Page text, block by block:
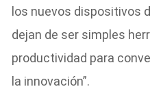
los nuevos dispositivos
dejan de ser simples
productividad para
la innovación”.